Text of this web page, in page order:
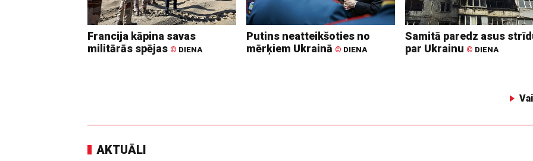
Francija kāpina savas
militārās spējas © DIENA
Putins neatteikšoties no
mērķiem Ukrainā © DIENA
Samitā paredz asus
par Ukrainu © DIENA
AKTUĀLI